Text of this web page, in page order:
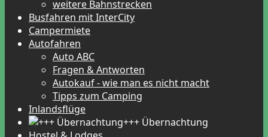
weitere Bahnstrecken
Busfahren mit InterCity
Campermiete
Autofahren
Auto ABC
Fragen & Antworten
Autokauf - wie man es nicht macht
Tipps zum Camping
Inlandsflüge
+++ Übernachtung